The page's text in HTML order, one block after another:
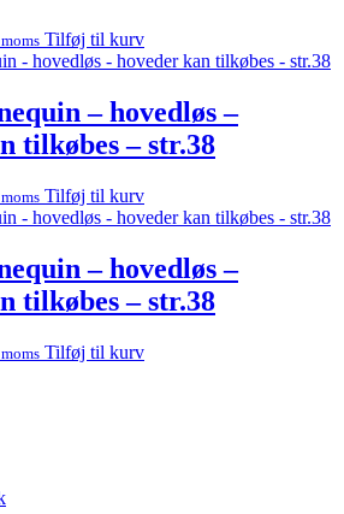
Tilføj til kurv
– hovedløs –
tilkøbes – str.38
Tilføj til kurv
– hovedløs –
tilkøbes – str.38
Tilføj til kurv